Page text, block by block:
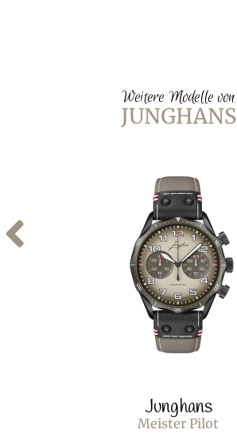
Weitere Modelle von
JUNGHANS
Junghans
Meister Pilot